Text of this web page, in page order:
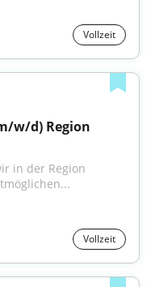
Vollzeit
w/d) Region
in der Region
Vollzeit